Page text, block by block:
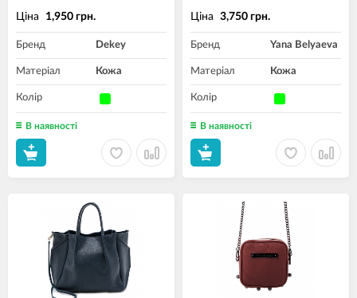
Ціна 1,950 грн.
Бренд Dekey
Матеріал Кожа
Колір
В наявності
Ціна 3,750 грн.
Бренд Yana Belyaeva
Матеріал Кожа
Колір
В наявності